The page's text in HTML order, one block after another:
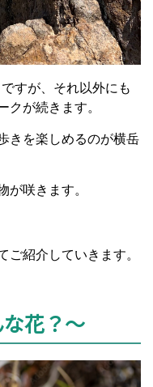
すが、それ以外にも
クが続きます。
きを楽しめるのが横岳
が咲きます。
ご紹介していきます。
花？～